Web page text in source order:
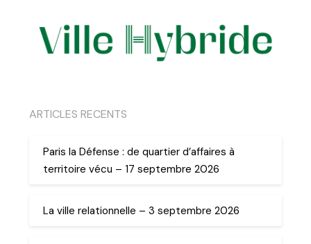
ARTICLES RECENTS
Paris la Défense : de quartier d’affaires à
territoire vécu – 17 septembre 2026
La ville relationnelle – 3 septembre 2026